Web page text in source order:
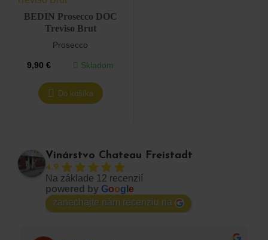
BEDIN Prosecco DOC
Treviso Brut
Prosecco
9,90€ Skladom
Do košíka
Vinárstvo Chateau Freistadt
4.9
Na základe 12 recenzií
powered by Goog e
zanechajte nám recenziu na